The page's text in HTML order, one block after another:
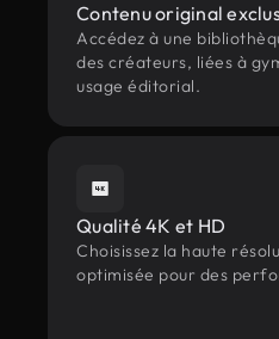
Contenu original
Accédez à une
des créateurs, liées à
usage éditorial.
Qualité 4K et HD
Choisissez la haute
optimisée pour des